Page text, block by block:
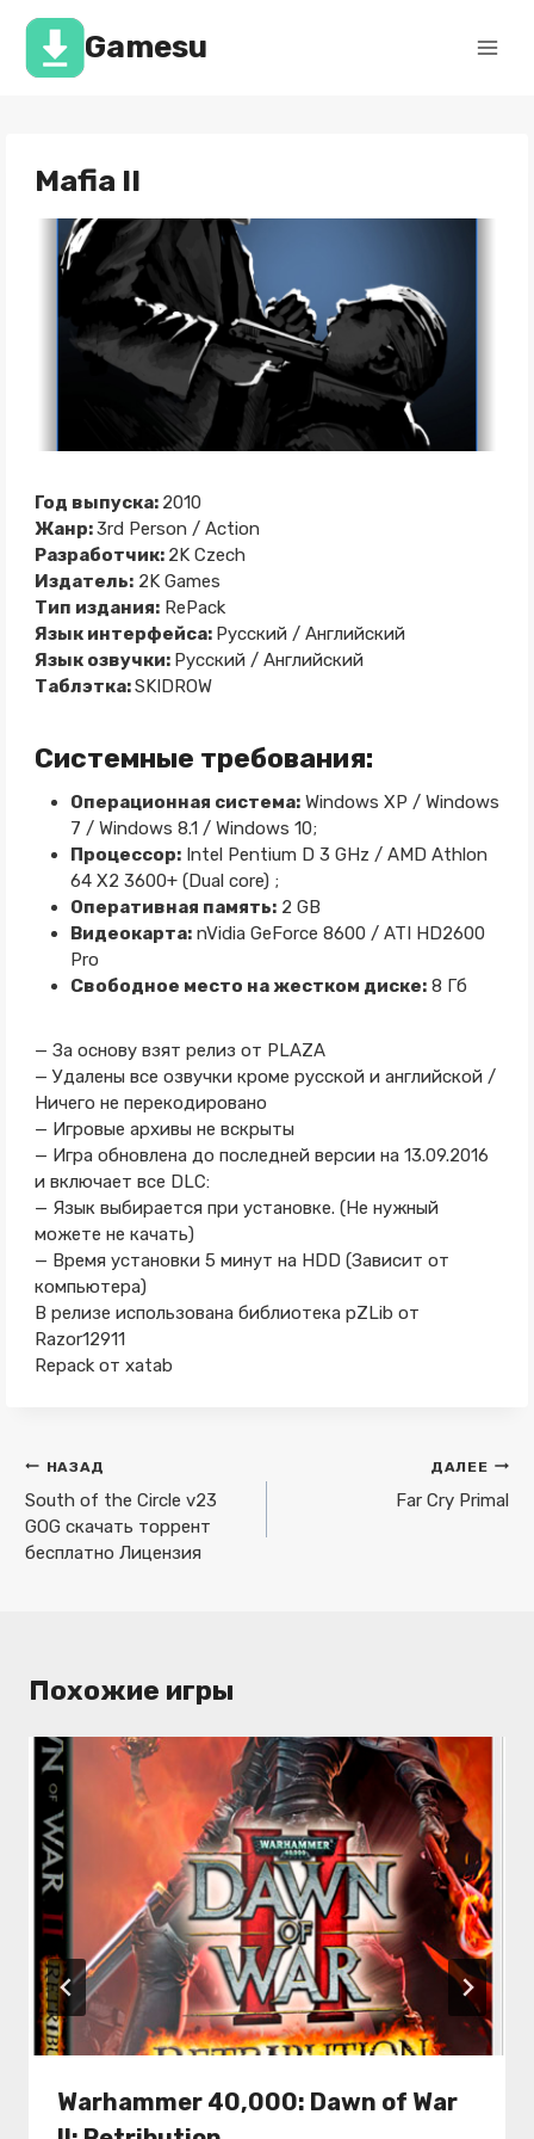
Перейти
содержимомуGamesu
Mafia II
Год выпуска: 2010
Жанр:3rd Person / Action
Разработчик: 2K Czech
Издатель:2K Games
Тип издания:RePack
Язык интерфейса: Русский / Английский
Язык озвучки: Русский / Английский
Таблэтка:SKIDROW
Системные требования:
Операционная система:Windows XP / Windows
7 / Windows 8.1 / Windows 10;
Процессор:Intel Pentium D 3 GHz / AMD Athlon
64 X2 3600+ (Dual core) ;
Оперативная память:2 GB
Видеокарта:nVidia GeForce 8600 / ATI HD2600
Pro
Свободное место на жестком диске:8 Гб
— За основу взят релиз от PLAZA
— Удалены все озвучки кроме русской и английской /
Ничего не перекодировано
— Игровые архивы не вскрыты
— Игра обновлена до последней версии на 13.09.2016
и включает все DLC:
— Язык выбирается при установке. (Не нужный
можете не качать)
— Время установки 5 минут на HDD (Зависит от
компьютера)
В релизе использована библиотека pZLib от
Razor12911
Repack от xatab
Навигация
по
записям
НАЗАД
South of the Circle v23
GOG скачать торрент
бесплатно Лицензия
ДАЛЕЕ
Far Cry Primal
Похожие игры
Warhammer 40,000: Dawn of War